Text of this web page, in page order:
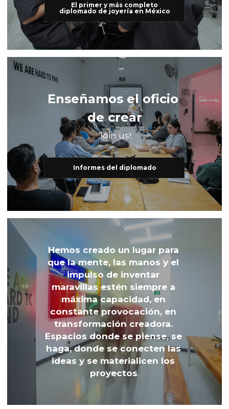
El primer y más completo
diplomado de joyería en México
Enseñamos el oficio
de crear
Join us!
Informes del diplomado
Hemos creado un lugar para
que la mente, las manos y el
impulso de inventar
maravillas estén siempre a
máxima capacidad, en
constante provocación, en
transformación creadora.
Espacios donde se piense, se
haga, donde se conecten las
ideas y se materialicen los
proyectos.